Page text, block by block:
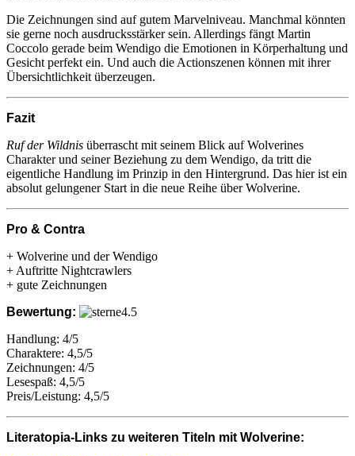
Die Zeichnungen sind auf gutem Marvelniveau. Manchmal könnten
sie gerne noch ausdrucksstärker sein. Allerdings fängt Martin
Coccolo gerade beim Wendigo die Emotionen in Körperhaltung und
Gesicht perfekt ein. Und auch die Actionszenen können mit ihrer
Übersichtlichkeit überzeugen.
Fazit
Ruf der Wildnis überrascht mit seinem Blick auf Wolverines
Charakter und seiner Beziehung zu dem Wendigo, da tritt die
eigentliche Handlung im Prinzip in den Hintergrund. Das hier ist ein
absolut gelungener Start in die neue Reihe über Wolverine.
Pro & Contra
+ Wolverine und der Wendigo
+ Auftritte Nightcrawlers
+ gute Zeichnungen
Bewertung:
Handlung: 4/5
Charaktere: 4,5/5
Zeichnungen: 4/5
Lesespaß: 4,5/5
Preis/Leistung: 4,5/5
Literatopia-Links zu weiteren Titeln mit Wolverine: